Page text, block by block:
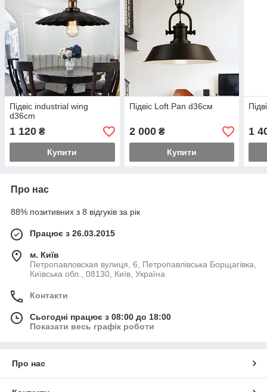
Підвіс industrial wing
d36cm
1 120 ₴
Купити
Підвіс Loft Pan d36cм
2 000₴
Купити
1
Про нас
88% позитивних з 8 відгуків за рік
Працює з 26.03.2015
м. Київ
Петропавловская вулиця, 6, Петропавлівська Борщагівка,
Київська обл., 08130, Київ, Україна
Контакти
Сьогодні працює з 08:00 до 18:00
Показати весь графік роботи
Про нас